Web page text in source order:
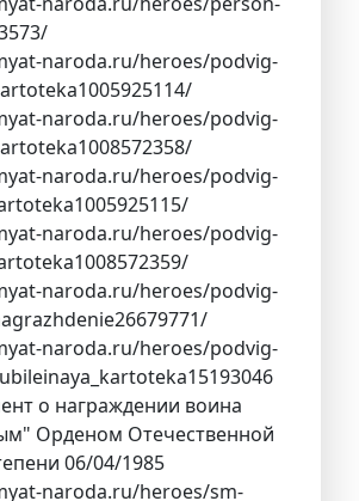
naroda.ru/heroes/podvig-
naroda.ru/heroes/podvig-
naroda.ru/heroes/podvig-
naroda.ru/heroes/podvig-
naroda.ru/heroes/podvig-
naroda.ru/heroes/podvig-
о награждении воина
Орденом Отечественной
06/04/1985
naroda.ru/heroes/sm-